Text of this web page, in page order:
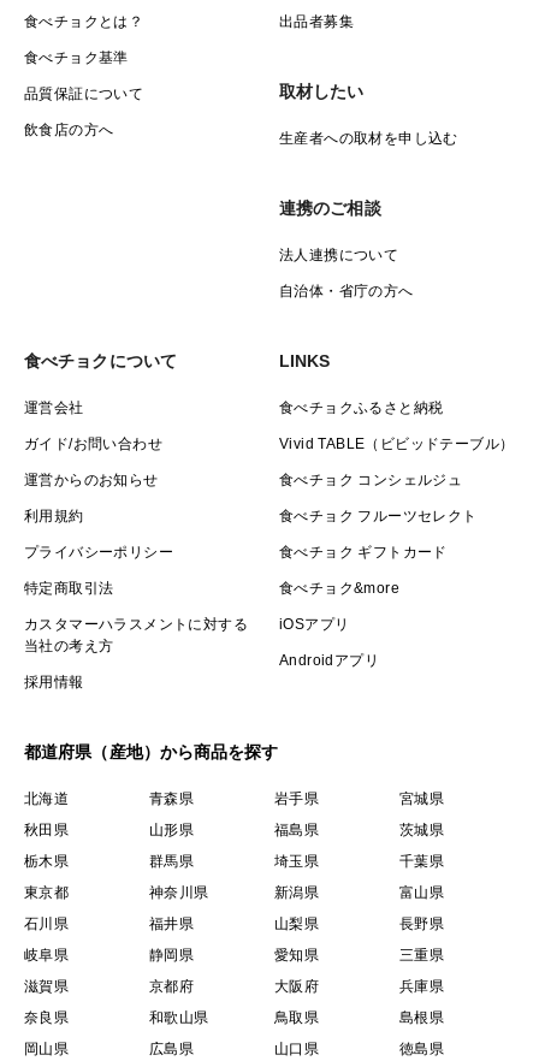
食べチョクとは？
食べチョク基準
品質保証について
飲食店の方へ
出品者募集
取材したい
生産者への取材を申し込む
連携のご相談
法人連携について
自治体・省庁の方へ
食べチョクについて
運営会社
ガイド/お問い合わせ
運営からのお知らせ
利用規約
プライバシーポリシー
特定商取引法
カスタマーハラスメントに対する
当社の考え方
採用情報
LINKS
食べチョクふるさと納税
Vivid TABLE（ビビッドテーブル）
食べチョク コンシェルジュ
食べチョク フルーツセレクト
食べチョク ギフトカード
食べチョク&more
iOSアプリ
Androidアプリ
都道府県（産地）から商品を探す
北海道 青森県 岩手県
宮城県
秋田県
山形県 福島県
茨城県
栃木県
群馬県 埼玉県
千葉県
東京都
神奈川県 新潟県
富山県
石川県
福井県 山梨県
長野県
岐阜県
静岡県 愛知県
三重県
滋賀県
京都府 大阪府
兵庫県
奈良県
和歌山県 鳥取県
島根県
岡山県
広島県 山口県 徳島県